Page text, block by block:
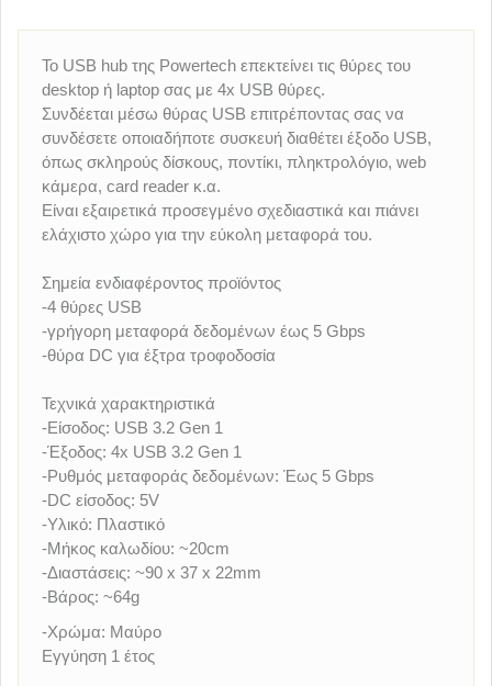
Το USB hub της Powertech επεκτείνει τις θύρες του
desktop ή laptop σας με 4x USB θύρες.
Συνδέεται μέσω θύρας USB επιτρέποντας σας να
συνδέσετε οποιαδήποτε συσκευή διαθέτει έξοδο USB,
όπως σκληρούς δίσκους, ποντίκι, πληκτρολόγιο, web
κάμερα, card reader κ.α.
Είναι εξαιρετικά προσεγμένο σχεδιαστικά και πιάνει
ελάχιστο χώρο για την εύκολη μεταφορά του.
Σημεία ενδιαφέροντος προϊόντος
-4 θύρες USB
-γρήγορη μεταφορά δεδομένων έως 5 Gbps
-θύρα DC για έξτρα τροφοδοσία
Τεχνικά χαρακτηριστικά
-Είσοδος: USB 3.2 Gen 1
-Έξοδος: 4x USB 3.2 Gen 1
-Ρυθμός μεταφοράς δεδομένων: Έως 5 Gbps
-DC είσοδος: 5V
-Υλικό: Πλαστικό
-Μήκος καλωδίου: ~20cm
-Διαστάσεις: ~90 x 37 x 22mm
-Βάρος: ~64g
-Χρώμα: Μαύρο
Εγγύηση 1 έτος